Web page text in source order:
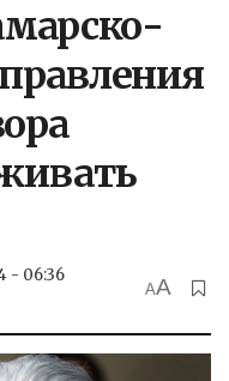
- 06:36
AA